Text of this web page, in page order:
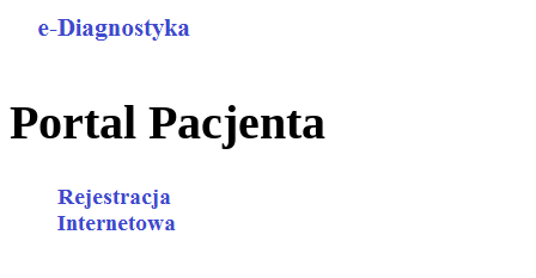
Portal Pacjenta